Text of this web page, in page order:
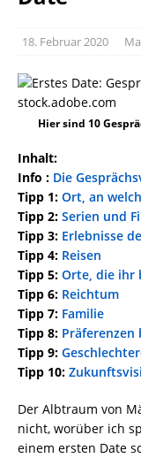
18. Februar 2020
Hier sind 10
Inhalt:
Info : Die
Tipp 1: Ort, an
Tipp 2: Serien und
Tipp 3: Erlebnisse
Tipp 4: Reisen
Tipp 5: Orte, die ihr
Tipp 6: Reichtum
Tipp 7: Familie
Tipp 8: Präferenzen
Tipp 9:
Tipp 10:
Der Albtraum von
nicht, worüber ich
einem ersten Date